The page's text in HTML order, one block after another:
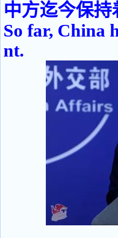
中方迄今保
So far, China
nt.